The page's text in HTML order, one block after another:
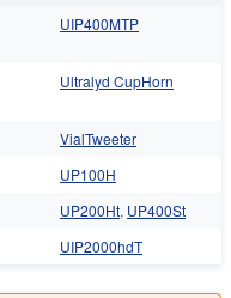
UIP400MTP
Ultralyd CupHorn
VialTweeter
UP100H
UP200Ht, UP400St
UIP2000hdT